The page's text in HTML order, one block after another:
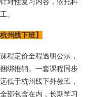
。
州线下班】
程定价全程透明公示，
绑推销。一套课程同步
低于杭州线下外教班，
部包含在内，长期学习